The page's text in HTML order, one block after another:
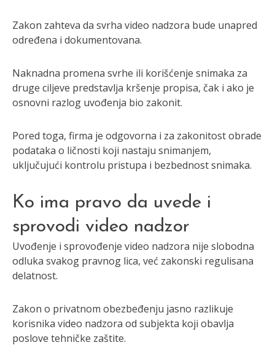
Zakon zahteva da svrha video nadzora bude unapred
određena i dokumentovana.
Naknadna promena svrhe ili korišćenje snimaka za
druge ciljeve predstavlja kršenje propisa, čak i ako je
osnovni razlog uvođenja bio zakonit.
Pored toga, firma je odgovorna i za zakonitost obrade
podataka o ličnosti koji nastaju snimanjem,
uključujući kontrolu pristupa i bezbednost snimaka.
Ko ima pravo da uvede i
sprovodi video nadzor
Uvođenje i sprovođenje video nadzora nije slobodna
odluka svakog pravnog lica, već zakonski regulisana
delatnost.
Zakon o privatnom obezbeđenju jasno razlikuje
korisnika video nadzora od subjekta koji obavlja
poslove tehničke zaštite.